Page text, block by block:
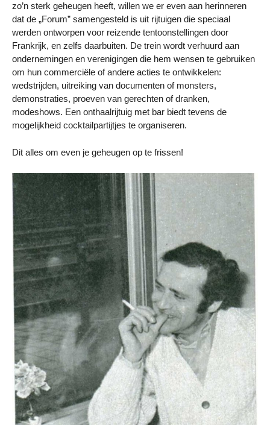
zo’n sterk geheugen heeft, willen we er even aan herinneren
dat de „Forum” samengesteld is uit rijtuigen die speciaal
werden ontworpen voor reizende tentoonstellingen door
Frankrijk, en zelfs daarbuiten. De trein wordt verhuurd aan
ondernemingen en verenigingen die hem wensen te gebruiken
om hun commerciële of andere acties te ontwikkelen:
wedstrijden, uitreiking van documenten of monsters,
demonstraties, proeven van gerechten of dranken,
modeshows. Een onthaalrijtuig met bar biedt tevens de
mogelijkheid cocktailpartijtjes te organiseren.
Dit alles om even je geheugen op te frissen!